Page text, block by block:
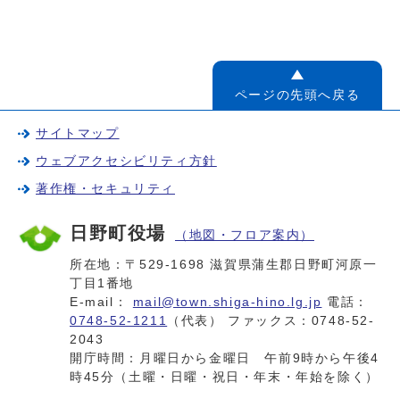
ページの先頭へ戻る
サイトマップ
ウェブアクセシビリティ方針
著作権・セキュリティ
日野町役場 （地図・フロア案内）
所在地：〒529-1698 滋賀県蒲生郡日野町河原一
丁目1番地
E-mail： mail@town.shiga-hino.lg.jp 電話：
0748-52-1211
（代表） ファックス：0748-52-
2043
開庁時間：月曜日から金曜日 午前9時から午後4
時45分（土曜・日曜・祝日・年末・年始を除く）